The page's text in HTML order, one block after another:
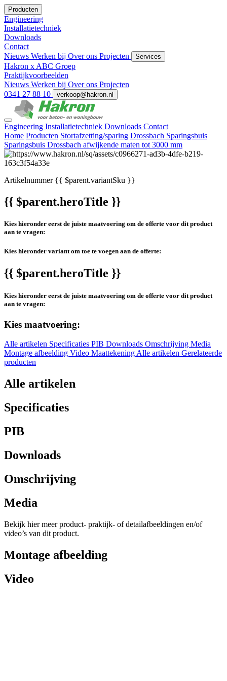
Producten
Engineering
Installatietechniek
Downloads
Contact
Nieuws Werken bij Over ons Projecten Services
Hakron x ABC Groep
Praktijkvoorbeelden
Nieuws Werken bij Over ons Projecten
0341 27 88 10
verkoop@hakron.nl
Engineering Installatietechniek Downloads Contact
Home Producten Stortafzetting/sparing Drossbach Sparingsbuis
Sparingsbuis Drossbach afwijkende maten tot 3000 mm
Artikelnummer{{ $parent.variantSku }}
{{ $parent.heroTitle }}
Kies hieronder eerst de juiste maatvoering om de offerte voor dit product
aan te vragen:
Kies hieronder variant om toe te voegen aan de offerte:
{{ $parent.heroTitle }}
Kies hieronder eerst de juiste maatvoering om de offerte voor dit product
aan te vragen:
Kies maatvoering:
Alle artikelen Specificaties PIB Downloads Omschrijving Media
Montage afbeelding Video MaattekeningAlle artikelen Gerelateerde
producten
Alle artikelen
Specificaties
PIB
Downloads
Omschrijving
Media
Bekijk hier meer product- praktijk- of detailafbeeldingen en/of
video’s van dit product.
Montage afbeelding
Video